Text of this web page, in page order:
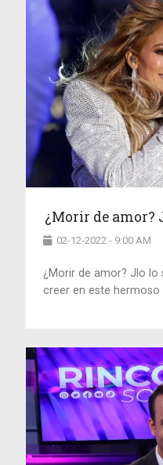
¿Morir de amor?
02-12-2022 - 9:00 AM
¿Morir de amor? Jlo lo
creer en este hermoso